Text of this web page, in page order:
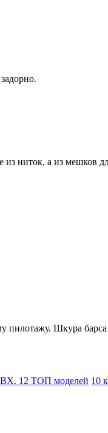
ниток, а из мешков
Шкура барса
12 ТОП моделей 10